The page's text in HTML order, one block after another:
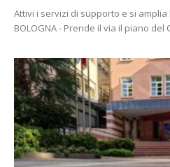
Attivi i servizi di supporto e si
BOLOGNA - Prende il via il piano del